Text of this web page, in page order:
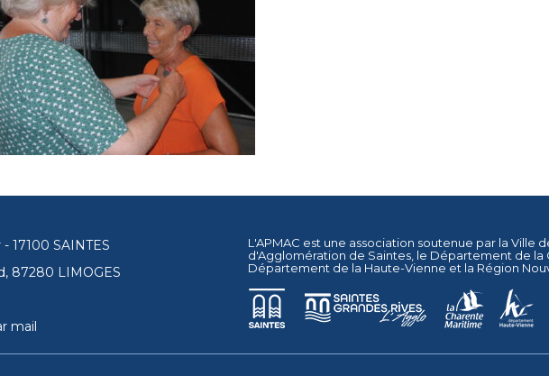
17100 SAINTES
87280 LIMOGES
mail
L'APMAC est une association soutenue par la Ville
d'Agglomération de Saintes , le Département de la
Département de la Haute-Vienne et la Région